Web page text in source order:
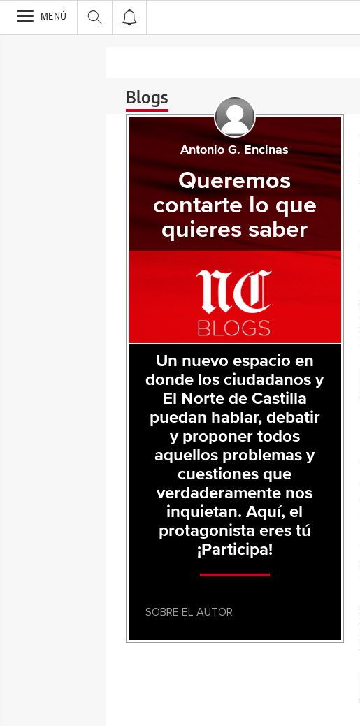
>
MENÚ
Blogs
Antonio G. Encinas
Queremos
contarte lo que
quieres saber
Un nuevo espacio en
donde los ciudadanos y
El Norte de Castilla
puedan hablar, debatir
y proponer todos
aquellos problemas y
cuestiones que
verdaderamente nos
inquietan. Aquí, el
protagonista eres tú
¡Participa!
SOBRE EL AUTOR